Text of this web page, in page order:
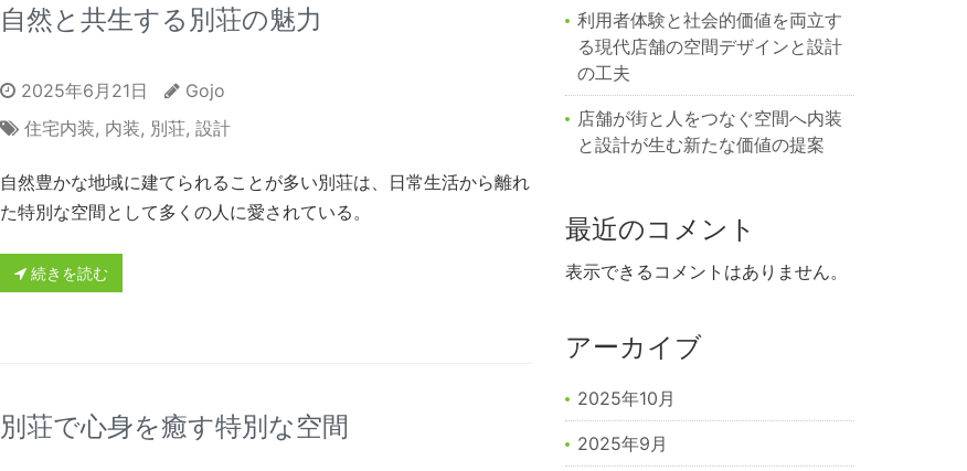
自然と共生する別荘の魅力
2025年6月21日
Gojo
住宅内装, 内装, 別荘, 設計
自然豊かな地域に建てられることが多い別荘は、日常生活から離れ
た特別な空間として多くの人に愛されている。
続きを読む
別荘で心身を癒す特別な空間
利用者体験と社会的価値を両立す
る現代店舗の空間デザインと設計
の工夫
店舗が街と人をつなぐ空間へ内装
と設計が生む新たな価値の提案
最近のコメント
表示できるコメントはありません。
アーカイブ
2025年10月
2025年9月